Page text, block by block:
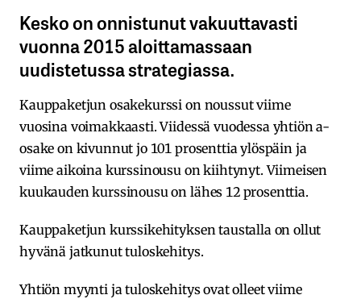
Kesko on onnistunut vakuuttavasti
vuonna 2015 aloittamassaan
uudistetussa strategiassa.
Kauppaketjun osakekurssi on noussut viime
vuosina voimakkaasti. Viidessä vuodessa yhtiön a-
osake on kivunnut jo 101 prosenttia ylöspäin ja
viime aikoina kurssinousu on kiihtynyt. Viimeisen
kuukauden kurssinousu on lähes 12 prosenttia.
Kauppaketjun kurssikehityksen taustalla on ollut
hyvänä jatkunut tuloskehitys.
Yhtiön myynti ja tuloskehitys ovat olleet viime